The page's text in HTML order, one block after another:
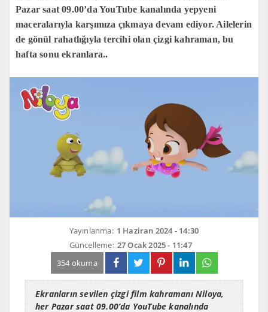
Pazar saat 09.00’da YouTube kanalında yepyeni
maceralarıyla karşımıza çıkmaya devam ediyor. Ailelerin
de gönül rahatlığıyla tercihi olan çizgi kahraman, bu
hafta sonu ekranlara..
Yayınlanma: 1 Haziran 2024 - 14:30
Güncelleme: 27 Ocak 2025 - 11:47
354 okuma
Ekranların sevilen çizgi film kahramanı Niloya,
her Pazar saat 09.00’da YouTube kanalında